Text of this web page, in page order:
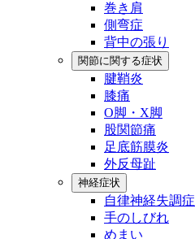
巻き肩
側弯症
背中の張り
関節に関する症状
腱鞘炎
膝痛
O脚・X脚
股関節痛
足底筋膜炎
外反母趾
神経症状
自律神経失調症
手のしびれ
めまい